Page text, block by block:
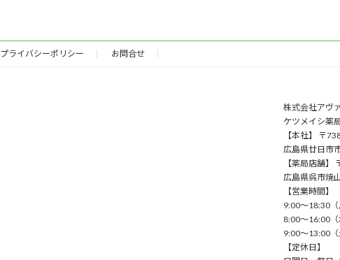
プライバシーポリシー お問合せ
株式会社アヴ
ケツメイシ薬
【本社】 〒
広島県廿日市
【薬局店舗】
広島県呉市焼
【営業時間】
9:00〜18:30
8:00〜16:00（
9:00〜13:00（
【定休日】